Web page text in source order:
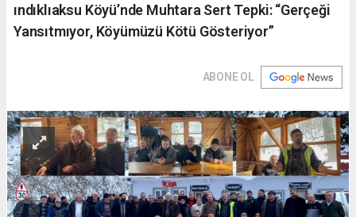
ındıklıaksu Köyü’nde Muhtara Sert Tepki: “Gerçeği
Yansıtmıyor, Köyümüzü Kötü Gösteriyor”
ABONE OL